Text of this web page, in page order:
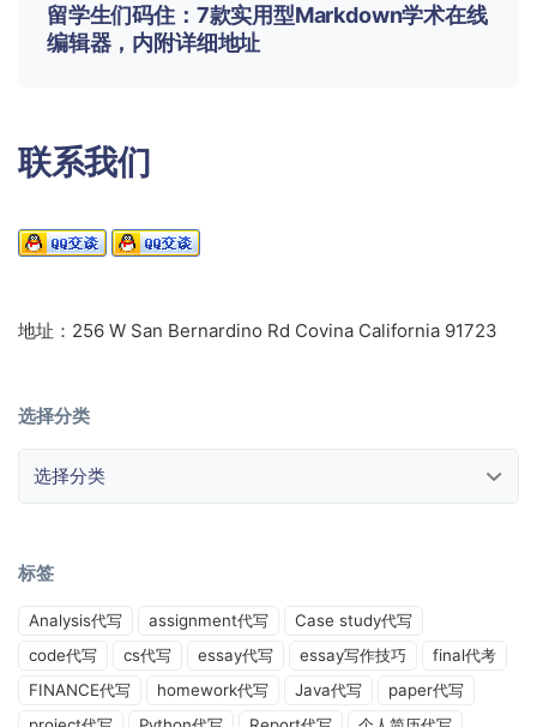
留学生们码住：7款实用型Markdown学术在线
编辑器，内附详细地址
联系我们
地址：256 W San Bernardino Rd Covina California 91723
选择分类
标签
Analysis代写 assignment代写
Case study代写
code代写
cs代写 essay代写 essay写作技巧
final代考
FINANCE代写
homework代写 Java代写
paper代写